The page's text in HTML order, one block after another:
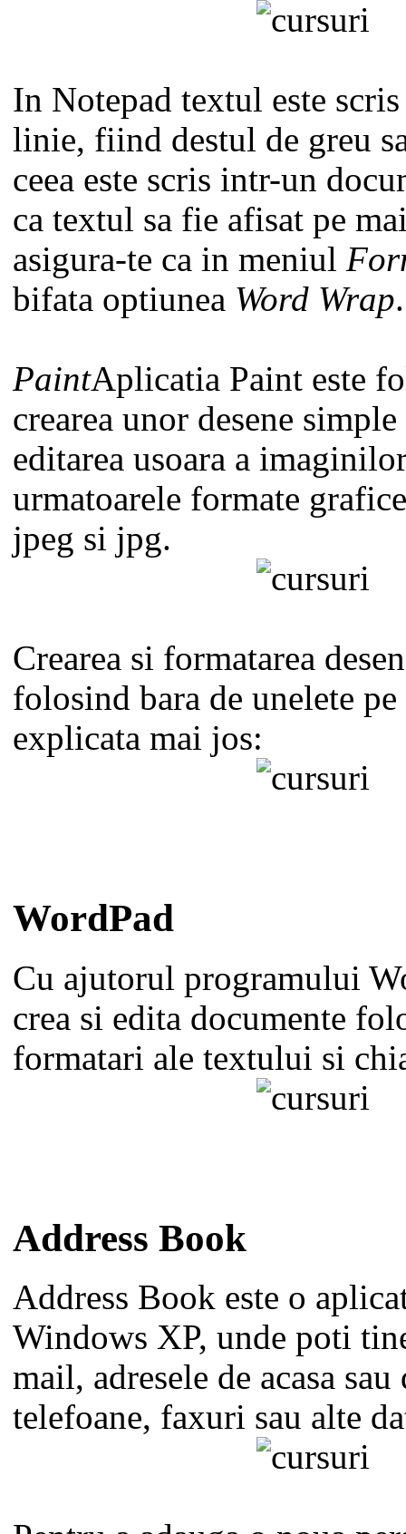
In Notepad textul este
linie, fiind destul de greu
ceea este scris intr-un
ca textul sa fie afisat pe
asigura-te ca in meniul
bifata optiunea Word Wrap.
PaintAplicatia Paint este
crearea unor desene
editarea usoara a
urmatoarele formate
jpeg si jpg.
Crearea si formatarea
folosind bara de unelete pe
explicata mai jos:
WordPad
Cu ajutorul programului
crea si edita documente
formatari ale textului si
Address Book
Address Book este o
Windows XP, unde poti
mail, adresele de acasa
telefoane, faxuri sau alte